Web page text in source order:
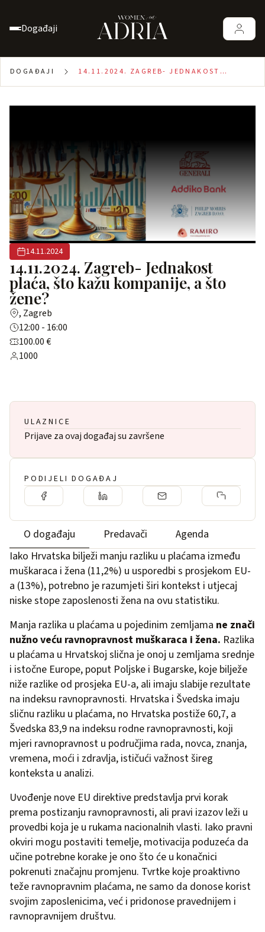
Događaji
DOGAĐAJI
14.11.2024. ZAGREB- JEDNAKOST
14.11.2024
14.11.2024. Zagreb- Jednakost
plaća, što kažu kompanije, a što
žene?
, Zagreb
12:00 - 16:00
100.00 €
1000
ULAZNICE
Prijave za ovaj događaj su završene
PODIJELI DOGAĐAJ
O događaju Predavači
Agenda
Iako Hrvatska bilježi manju razliku u plaćama između
muškaraca i žena (11,2%) u usporedbi s prosjekom EU-
a (13%), potrebno je razumjeti širi kontekst i utjecaj
niske stope zaposlenosti žena na ovu statistiku.
Manja razlika u plaćama u pojedinim zemljama ne znači
nužno veću ravnopravnost muškaraca i žena. Razlika
u plaćama u Hrvatskoj slična je onoj u zemljama srednje
i istočne Europe, poput Poljske i Bugarske, koje bilježe
niže razlike od prosjeka EU-a, ali imaju slabije rezultate
na indeksu ravnopravnosti. Hrvatska i Švedska imaju
sličnu razliku u plaćama, no Hrvatska postiže 60,7, a
Švedska 83,9 na indeksu rodne ravnopravnosti, koji
mjeri ravnopravnost u područjima rada, novca, znanja,
vremena, moći i zdravlja, ističući važnost šireg
konteksta u analizi.
Uvođenje nove EU direktive predstavlja prvi korak
prema postizanju ravnopravnosti, ali pravi izazov leži u
provedbi koja je u rukama nacionalnih vlasti. Iako pravni
okviri mogu postaviti temelje, motivacija poduzeća da
učine potrebne korake je ono što će u konačnici
pokrenuti značajnu promjenu. Tvrtke koje proaktivno
teže ravnopravnim plaćama, ne samo da donose korist
svojim zaposlenicima, već i pridonose pravednijem i
ravnopravnijem društvu.